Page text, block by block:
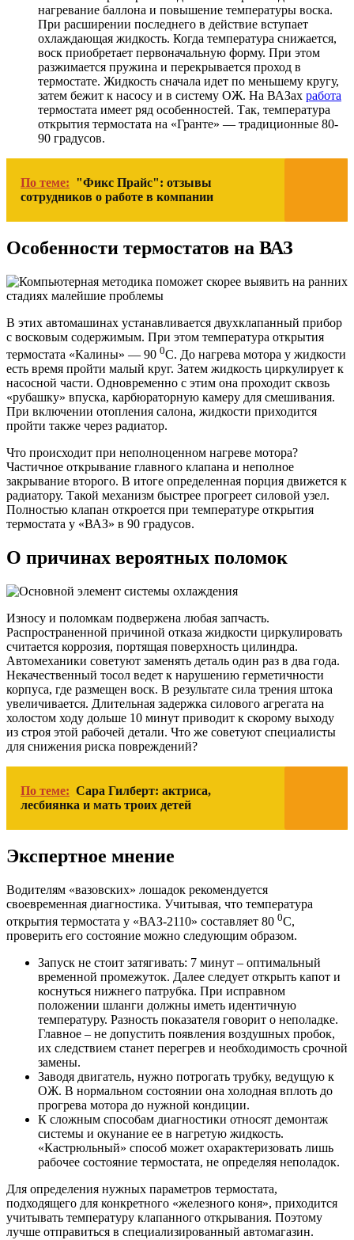
нагревание баллона и повышение температуры воска.
При расширении последнего в действие вступает
охлаждающая жидкость. Когда температура снижается,
воск приобретает первоначальную форму. При этом
разжимается пружина и перекрывается проход в
термостате. Жидкость сначала идет по меньшему кругу,
затем бежит к насосу и в систему ОЖ. На ВАЗах работа
термостата имеет ряд особенностей. Так, температура
открытия термостата на «Гранте» — традиционные 80-
90 градусов.
По теме: "Фикс Прайс": отзывы
сотрудников о работе в компании
Особенности термостатов на ВАЗ
В этих автомашинах устанавливается двухклапанный прибор
с восковым содержимым. При этом температура открытия
термостата «Калины» — 90 0С. До нагрева мотора у жидкости
есть время пройти малый круг. Затем жидкость циркулирует к
насосной части. Одновременно с этим она проходит сквозь
«рубашку» впуска, карбюраторную камеру для смешивания.
При включении отопления салона, жидкости приходится
пройти также через радиатор.
Что происходит при неполноценном нагреве мотора?
Частичное открывание главного клапана и неполное
закрывание второго. В итоге определенная порция движется к
радиатору. Такой механизм быстрее прогреет силовой узел.
Полностью клапан откроется при температуре открытия
термостата у «ВАЗ» в 90 градусов.
О причинах вероятных поломок
Износу и поломкам подвержена любая запчасть.
Распространенной причиной отказа жидкости циркулировать
считается коррозия, портящая поверхность цилиндра.
Автомеханики советуют заменять деталь один раз в два года.
Некачественный тосол ведет к нарушению герметичности
корпуса, где размещен воск. В результате сила трения штока
увеличивается. Длительная задержка силового агрегата на
холостом ходу дольше 10 минут приводит к скорому выходу
из строя этой рабочей детали. Что же советуют специалисты
для снижения риска повреждений?
По теме: Сара Гилберт: актриса,
лесбиянка и мать троих детей
Экспертное мнение
Водителям «вазовских» лошадок рекомендуется
своевременная диагностика. Учитывая, что температура
открытия термостата у «ВАЗ-2110» составляет 80 0С,
проверить его состояние можно следующим образом.
Запуск не стоит затягивать: 7 минут – оптимальный
временной промежуток. Далее следует открыть капот и
коснуться нижнего патрубка. При исправном
положении шланги должны иметь идентичную
температуру. Разность показателя говорит о неполадке.
Главное – не допустить появления воздушных пробок,
их следствием станет перегрев и необходимость срочной
замены.
Заводя двигатель, нужно потрогать трубку, ведущую к
ОЖ. В нормальном состоянии она холодная вплоть до
прогрева мотора до нужной кондиции.
К сложным способам диагностики относят демонтаж
системы и окунание ее в нагретую жидкость.
«Кастрюльный» способ может охарактеризовать лишь
рабочее состояние термостата, не определяя неполадок.
Для определения нужных параметров термостата,
подходящего для конкретного «железного коня», приходится
учитывать температуру клапанного открывания. Поэтому
лучше отправиться в специализированный автомагазин.